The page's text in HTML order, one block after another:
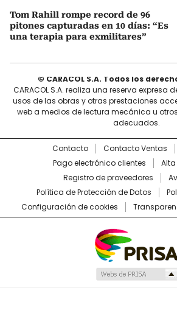
Tom Rahill rompe record de 96
pitones capturadas en 10 días: “Es
una terapia para exmilitares”
© CARACOL S.A. Todos los
CARACOL S.A. realiza una reserva expresa
usos de las obras y otras prestaciones
web a medios de lectura mecánica u
adecuados.
Contacto Contacto Ventas
Pago electrónico clientes
Registro de proveedores
Política de Protección de Datos
Configuración de cookies